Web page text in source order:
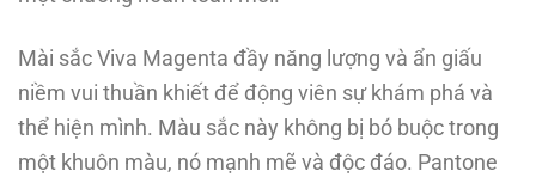
Mài sắc Viva Magenta đầy năng lượng và ẩn giấu
niềm vui thuần khiết để động viên sự khám phá và
thể hiện mình. Màu sắc này không bị bó buộc trong
một khuôn màu, nó mạnh mẽ và độc đáo. Pantone